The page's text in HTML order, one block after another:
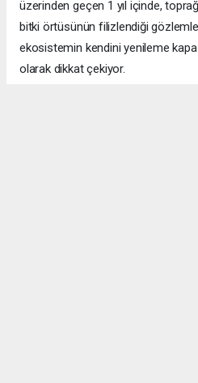
üzerinden geçen 1 yıl içinde,
bitki örtüsünün filizlendiği
ekosistemin kendini yenileme
olarak dikkat çekiyor.